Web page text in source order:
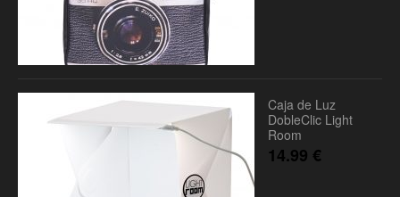
Caja de Luz
DobleClic Light
Room
14.99 €